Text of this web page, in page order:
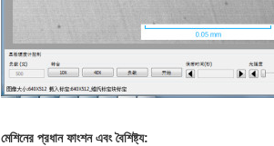
মেশিনের প্রধান ফাংশন এবং বৈশিষ্ট্য: